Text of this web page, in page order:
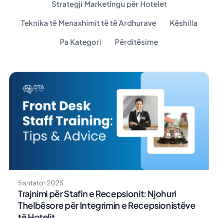
Strategji Marketingu për Hotelet
Teknika të Menaxhimit të të Ardhurave Këshilla
Pa Kategori Përditësime
5 shtator 2025
Trajnimi për Stafin e Recepsionit: Njohuri
Thelbësore për Integrimin e Recepsionistëve